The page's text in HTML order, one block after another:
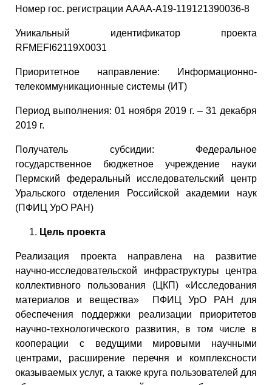
Номер гос. регистрации АААА-А19-119121390036-8
Уникальный идентификатор проекта
RFMEFI62119X0031
Приоритетное направление: Информационно-
телекоммуникационные системы (ИТ)
Период выполнения: 01 ноября 2019 г. – 31 декабря
2019 г.
Получатель субсидии: Федеральное
государственное бюджетное учреждение науки
Пермский федеральный исследовательский центр
Уральского отделения Российской академии наук
(ПФИЦ УрО РАН)
Цель проекта
Реализация проекта направлена на развитие
научно-исследовательской инфраструктуры центра
коллективного пользования (ЦКП) «Исследования
материалов и вещества» ПФИЦ УрО РАН для
обеспечения поддержки реализации приоритетов
научно-технологического развития, в том числе в
кооперации с ведущими мировыми научными
центрами, расширение перечня и комплексности
оказываемых услуг, а также круга пользователей для